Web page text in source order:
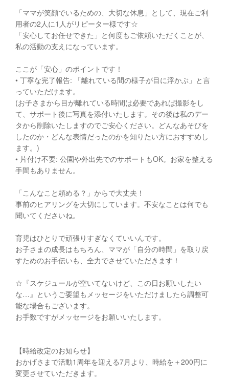
「ママが笑顔でいるための、大切な休息」として、現在ご利
用者の2人に1人がリピーター様です☆
「安心してお任せできた」と何度もご依頼いただくことが、
私の活動の支えになっています。
ここが「安心」のポイントです！
• 丁寧な完了報告: 「離れている間の様子が目に浮かぶ」と言
っていただけます。
(お子さまから目が離れている時間は必要であれば撮影をし
て、サポート後に写真を添付いたします。その後は私のデー
タから削除いたしますのでご安心ください。どんなあそびを
したのか・どんな表情だったのかを知りたい方におすすめし
ます。)
• 片付け不要: 公園や外出先でのサポートもOK。お家を整える
手間もありません。
「こんなこと頼める？」からで大丈夫！
事前のヒアリングを大切にしています。不安なことは何でも
聞いてくださいね。
育児はひとりで頑張りすぎなくていいんです。
お子さまの成長はもちろん、ママが「自分の時間」を取り戻
すためのお手伝いも、全力でさせていただきます！
☆『スケジュールが空いてないけど、この日お願いしたい
な…』というご要望もメッセージをいただけましたら調整可
能な場合もございます。
お手数ですがメッセージをお願いいたします。
【時給改定のお知らせ】
おかげさまで活動1周年を迎える7月より、時給を＋200円に
変更させていただきます。